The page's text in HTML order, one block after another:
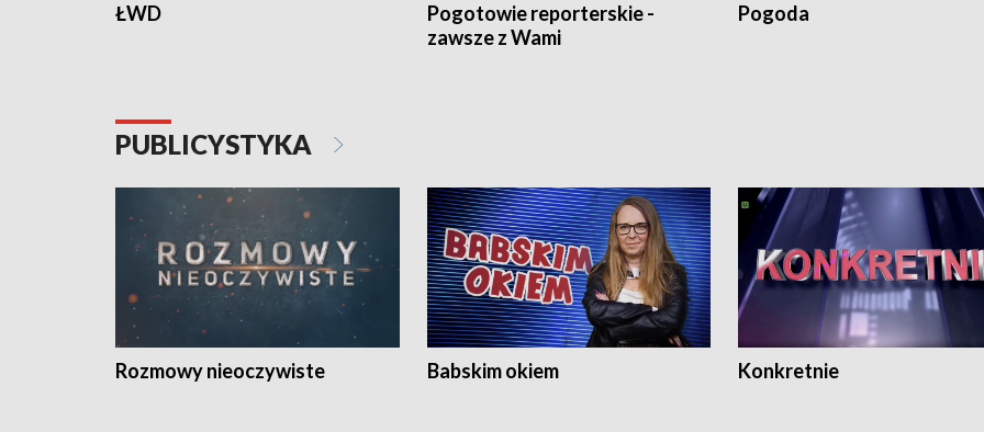
ŁWD
Pogotowie reporterskie -
zawsze z Wami
Pogoda
PUBLICYSTYKA
Rozmowy nieoczywiste Babskim okiem Konkretnie